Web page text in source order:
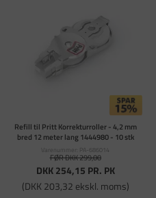
Refill til Pritt Korrekturroller - 4,2 mm
bred 12 meter lang 1444980 - 10 stk
Varenummer: PA-686014
FØR DKK 299,00
DKK 254,15 PR. PK
(DKK 203,32 ekskl. moms)